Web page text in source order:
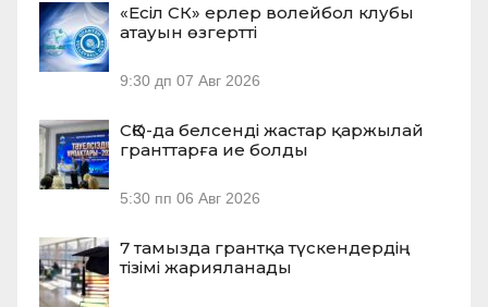
«Есіл СК» ерлер волейбол клубы
атауын өзгертті
9:30 дп 07 Авг 2026
СҚО-да белсенді жастар қаржылай
гранттарға ие болды
5:30 пп 06 Авг 2026
7 тамызда грантқа түскендердің
тізімі жарияланады